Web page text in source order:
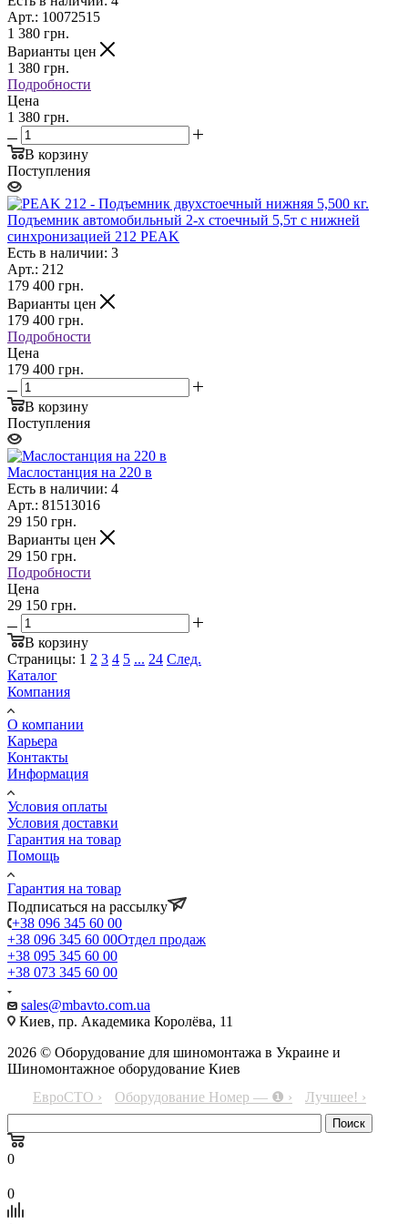
Арт.: 10072515
1 380 грн.
Варианты цен
1 380 грн.
Подробности
Цена
1 380 грн.
В корзину
Поступления
Подъемник автомобильный 2-х стоечный 5,5т с нижней
синхронизацией 212 PEAK
Есть в наличии: 3
Арт.: 212
179 400 грн.
Варианты цен
179 400 грн.
Подробности
Цена
179 400 грн.
В корзину
Поступления
Маслостанция на 220 в
Есть в наличии: 4
Арт.: 81513016
29 150 грн.
Варианты цен
29 150 грн.
Подробности
Цена
29 150 грн.
В корзину
Страницы: 1 2 3 4 5 ... 24 След.
Каталог
Компания
О компании
Карьера
Контакты
Информация
Условия оплаты
Условия доставки
Гарантия на товар
Помощь
Гарантия на товар
Подписаться на рассылку
+38 096 345 60 00
+38 096 345 60 00Отдел продаж
+38 095 345 60 00
+38 073 345 60 00
sales@mbavto.com.ua
Киев, пр. Академика Королёва, 11
2026 © Оборудование для шиномонтажа в Украине и
Шиномонтажное оборудование Киев
ЕвроСТО ›
Оборудование Номер — ❶ › Лучшее! ›
0
0